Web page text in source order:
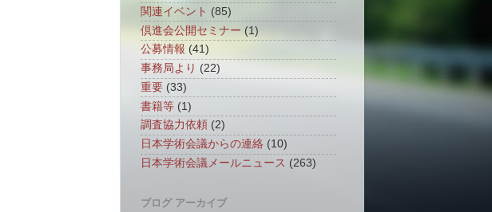
関連イベント (85)
倶進会公開セミナー (1)
公募情報 (41)
事務局より (22)
重要 (33)
書籍等 (1)
調査協力依頼 (2)
日本学術会議からの連絡 (10)
日本学術会議メールニュース (263)
ブログ アーカイブ